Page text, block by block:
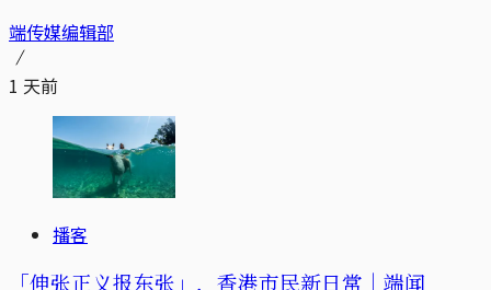
端传媒编辑部
1 天前
播客
「伸张正义报东张」，香港市民新日常｜端闻